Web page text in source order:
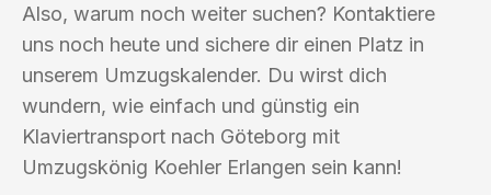
Also, warum noch weiter suchen? Kontaktiere
uns noch heute und sichere dir einen Platz in
unserem Umzugskalender. Du wirst dich
wundern, wie einfach und günstig ein
Klaviertransport nach Göteborg mit
Umzugskönig Koehler Erlangen sein kann!